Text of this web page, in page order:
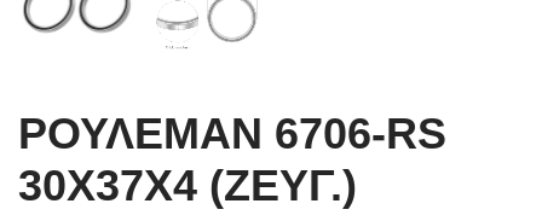
ΡΟΥΛΕΜΑΝ 6706-RS
30X37X4 (ΖΕΥΓ.)